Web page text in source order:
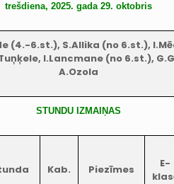
trešdiena, 2025. gada 29. oktobris
(4.-6.st.), S.Allika (no 6.st.),
I.Lancmane (no 6.st.),
A.Ozola
STUNDU IZMAIŅAS
Kab. Piezīmes
E-